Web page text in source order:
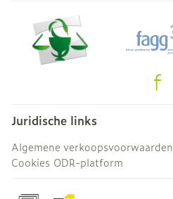
Juridische links
Algemene verkoopsvoorwaarden
Cookies ODR-platform